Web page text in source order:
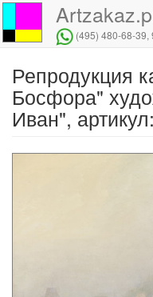
Перейти
основному
содержанию
(495) 480-68-39,
Репродукция
Босфора"
Иван",